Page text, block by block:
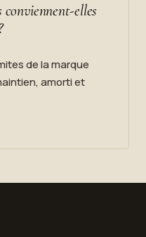
conviennent-elles
de la marque
amorti et